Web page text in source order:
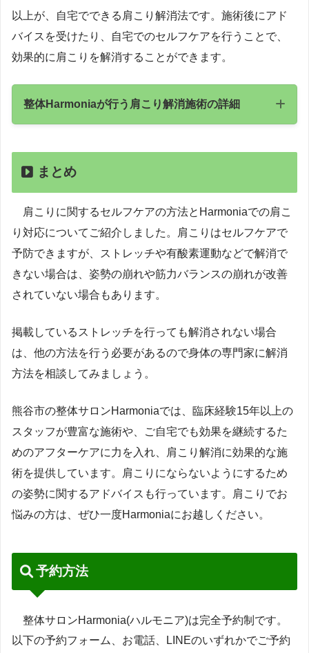
以上が、自宅でできる肩こり解消法です。施術後にアド
バイスを受けたり、自宅でのセルフケアを行うことで、
効果的に肩こりを解消することができます。
整体Harmoniaが行う肩こり解消施術の詳細
筋肉調整
まとめ
肩こりに関するセルフケアの方法とHarmoniaでの肩こ
り対応についてご紹介しました。肩こりはセルフケアで
予防できますが、ストレッチや有酸素運動などで解消で
きない場合は、姿勢の崩れや筋力バランスの崩れが改善
されていない場合もあります。
掲載しているストレッチを行っても解消されない場合
は、他の方法を行う必要があるので身体の専門家に解消
方法を相談してみましょう。
熊谷市の整体サロンHarmoniaでは、臨床経験15年以上の
スタッフが豊富な施術や、ご自宅でも効果を継続するた
めのアフターケアに力を入れ、肩こり解消に効果的な施
術を提供しています。肩こりにならないようにするため
の姿勢に関するアドバイスも行っています。肩こりでお
悩みの方は、ぜひ一度Harmoniaにお越しください。
予約方法
整体サロンHarmonia(ハルモニア)は完全予約制です。
以下の予約フォーム、お電話、LINEのいずれかでご予約